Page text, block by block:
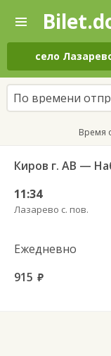
—
Поиск
и
покупка
билетов
на
автобус
онлайн
село
По времени
Время
Киров г. АВ —
11:34
Лазарево с. пов.
Ежедневно
915 руб.